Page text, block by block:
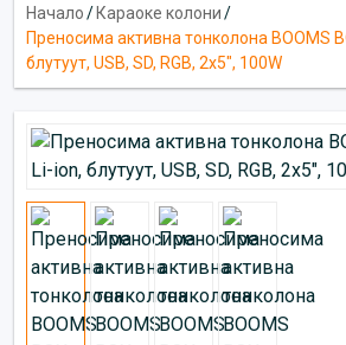
Начало/ Караоке колони/
Преносима активна тонколона BOOMS
блутуут, USB, SD, RGB, 2x5", 100W